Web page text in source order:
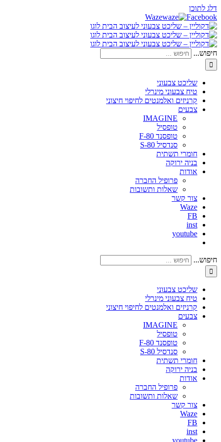
דלג לתוכן
Waze
Facebook
חיפוש...
שליכט צבעוני
טיח צבעוני מינרלי
קרניזים ואלמנטים לחיפוי חיצוני
צבעים
IMAGINE
טופסיל
טופסנד F-80
סנדסיל S-80
חומרי תשתית
בניה ירוקה
אודות
פרופיל החברה
שאלות ותשובות
צור קשר
Waze
FB
inst
youtube
חיפוש...
שליכט צבעוני
טיח צבעוני מינרלי
קרניזים ואלמנטים לחיפוי חיצוני
צבעים
IMAGINE
טופסיל
טופסנד F-80
סנדסיל S-80
חומרי תשתית
בניה ירוקה
אודות
פרופיל החברה
שאלות ותשובות
צור קשר
Waze
FB
inst
youtube